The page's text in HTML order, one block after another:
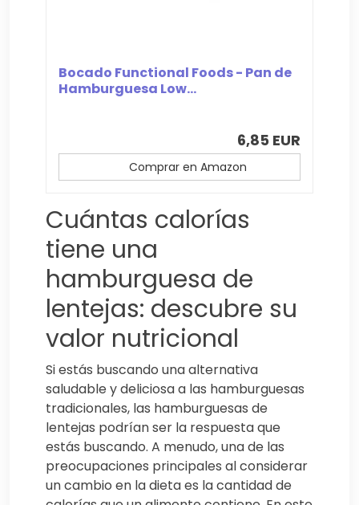
Bocado Functional Foods - Pan de
Hamburguesa Low...
6,85 EUR
Comprar en Amazon
Cuántas calorías
tiene una
hamburguesa de
lentejas: descubre su
valor nutricional
Si estás buscando una alternativa
saludable y deliciosa a las hamburguesas
tradicionales, las hamburguesas de
lentejas podrían ser la respuesta que
estás buscando. A menudo, una de las
preocupaciones principales al considerar
un cambio en la dieta es la cantidad de